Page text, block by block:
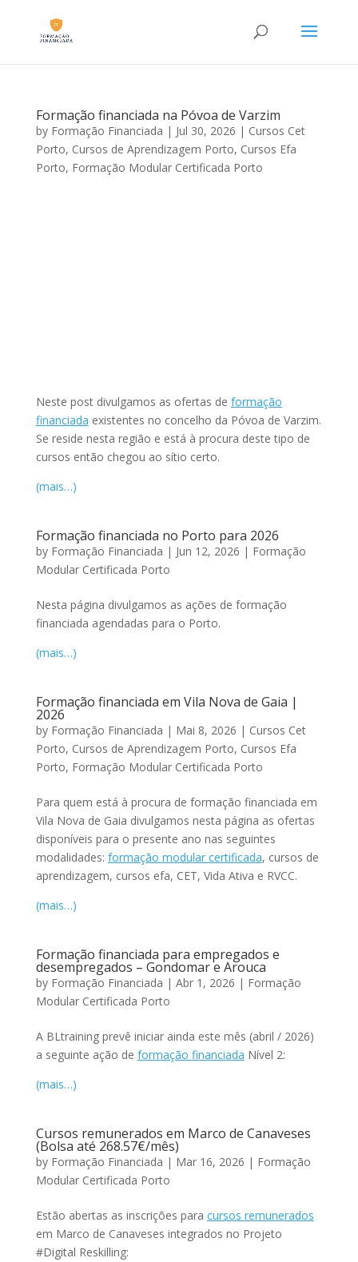
Formação financiada na Póvoa de Varzim
by Formação Financiada | Jul 30, 2026 | Cursos Cet
Porto, Cursos de Aprendizagem Porto, Cursos Efa
Porto, Formação Modular Certificada Porto
Neste post divulgamos as ofertas de formação
financiada existentes no concelho da Póvoa de Varzim.
Se reside nesta região e está à procura deste tipo de
cursos então chegou ao sítio certo.
(mais…)
Formação financiada no Porto para 2026
by Formação Financiada | Jun 12, 2026 | Formação
Modular Certificada Porto
Nesta página divulgamos as ações de formação
financiada agendadas para o Porto.
(mais…)
Formação financiada em Vila Nova de Gaia |
2026
by Formação Financiada | Mai 8, 2026 | Cursos Cet
Porto, Cursos de Aprendizagem Porto, Cursos Efa
Porto, Formação Modular Certificada Porto
Para quem está à procura de formação financiada em
Vila Nova de Gaia divulgamos nesta página as ofertas
disponíveis para o presente ano nas seguintes
modalidades: formação modular certificada, cursos de
aprendizagem, cursos efa, CET, Vida Ativa e RVCC.
(mais…)
Formação financiada para empregados e
desempregados – Gondomar e Arouca
by Formação Financiada | Abr 1, 2026 | Formação
Modular Certificada Porto
A BLtraining prevê iniciar ainda este mês (abril / 2026)
a seguinte ação de formação financiada Nível 2:
(mais…)
Cursos remunerados em Marco de Canaveses
(Bolsa até 268.57€/mês)
by Formação Financiada | Mar 16, 2026 | Formação
Modular Certificada Porto
Estão abertas as inscrições para cursos remunerados
em Marco de Canaveses integrados no Projeto
#Digital Reskilling: